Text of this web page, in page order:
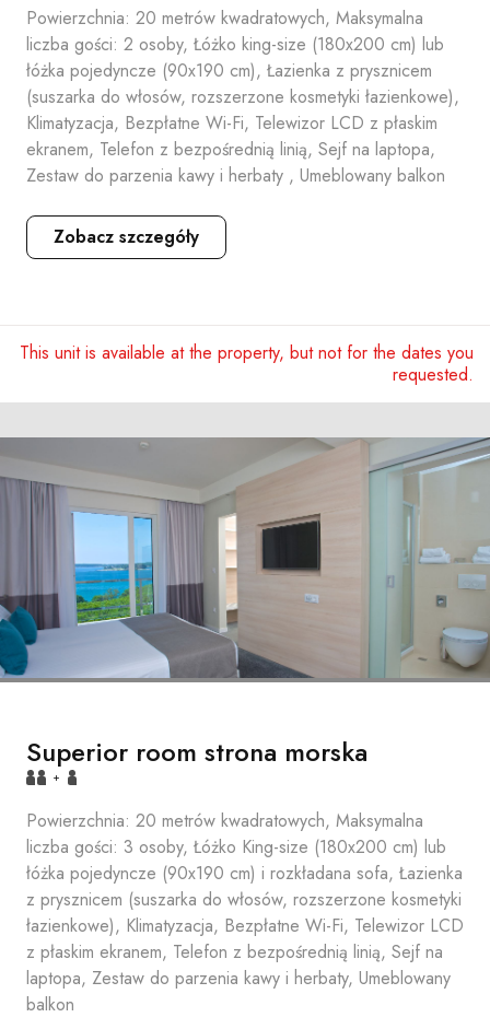
Powierzchnia: 20 metrów kwadratowych, Maksymalna
liczba gości: 2 osoby, Łóżko king-size (180x200 cm) lub
łóżka pojedyncze (90x190 cm), Łazienka z prysznicem
(suszarka do włosów, rozszerzone kosmetyki łazienkowe),
Klimatyzacja, Bezpłatne Wi-Fi, Telewizor LCD z płaskim
ekranem, Telefon z bezpośrednią linią, Sejf na laptopa,
Zestaw do parzenia kawy i herbaty , Umeblowany balkon
Zobacz szczegóły
This unit is available at the property, but not for the dates you
requested.
Superior room strona morska
+
Powierzchnia: 20 metrów kwadratowych, Maksymalna
liczba gości: 3 osoby, Łóżko King-size (180x200 cm) lub
łóżka pojedyncze (90x190 cm) i rozkładana sofa, Łazienka
z prysznicem (suszarka do włosów, rozszerzone kosmetyki
łazienkowe), Klimatyzacja, Bezpłatne Wi-Fi, Telewizor LCD
z płaskim ekranem, Telefon z bezpośrednią linią, Sejf na
laptopa, Zestaw do parzenia kawy i herbaty, Umeblowany
balkon